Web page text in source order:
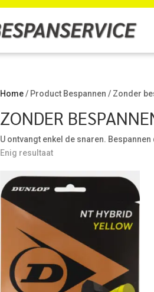
Home/ Product Bespannen / Zonder
ZONDER
U ontvangt enkel de snaren.
Enig resultaat